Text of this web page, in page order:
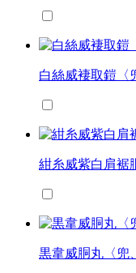
白絲威褄取鎧〈
紺糸威紫白肩裾
黒韋威胴丸〈兜